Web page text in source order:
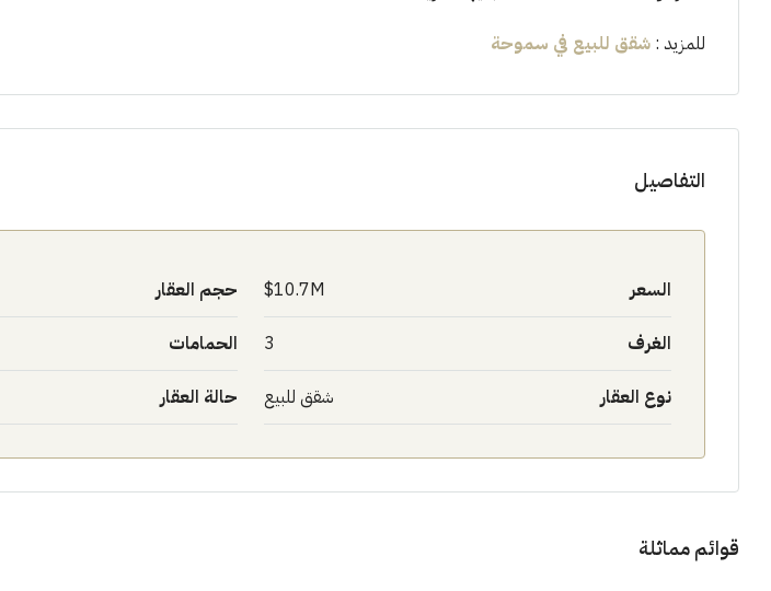
للمزيد : شقق للبيع في سموحة
التفاصيل
السعر 10.7M$ حجم العقار
الغرف 3 الحمامات
نوع العقار شقق للبيع حالة العقار
قوائم مماثلة